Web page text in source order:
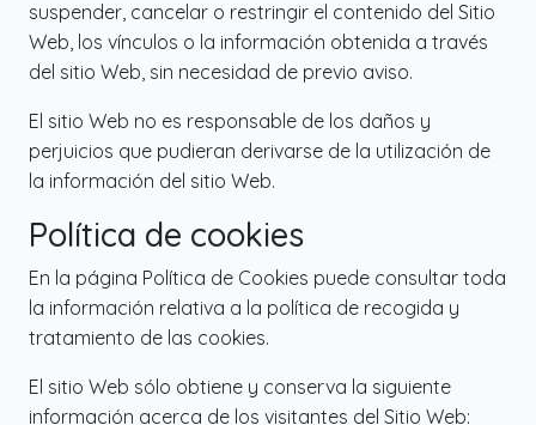
suspender, cancelar o restringir el contenido del Sitio
Web, los vínculos o la información obtenida a través
del sitio Web, sin necesidad de previo aviso.
El sitio Web no es responsable de los daños y
perjuicios que pudieran derivarse de la utilización de
la información del sitio Web.
Política de cookies
En la página Política de Cookies puede consultar toda
la información relativa a la política de recogida y
tratamiento de las cookies.
El sitio Web sólo obtiene y conserva la siguiente
información acerca de los visitantes del Sitio Web: